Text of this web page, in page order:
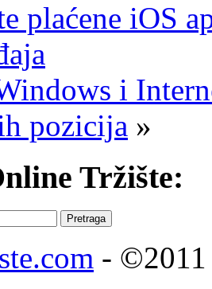
plaćene iOS
i
pozicija »
Tržište:
- ©2011